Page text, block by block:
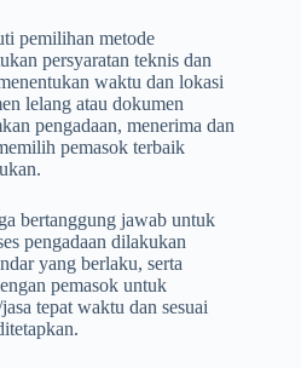
pemilihan metode
persyaratan teknis dan
waktu dan lokasi
lelang atau dokumen
pengadaan, menerima dan
pemasok terbaik
bertanggung jawab untuk
pengadaan dilakukan
yang berlaku, serta
pemasok untuk
tepat waktu dan sesuai